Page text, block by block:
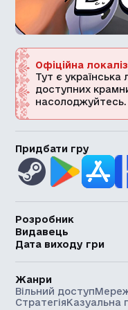
Офіційна
Тут є українська
доступних
насолоджуйтесь.
Придбати гру
Розробник
Видавець
Дата виходу гри
Жанри
Вільний доступ
СтратегіяКазуальна